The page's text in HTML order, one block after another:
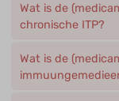
Wat is de
chronische ITP?
Wat is de